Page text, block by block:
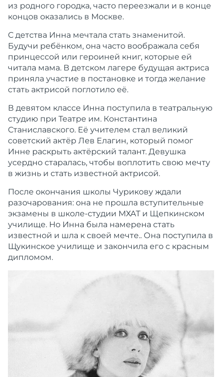
из родного городка, часто переезжали и в конце
концов оказались в Москве.
С детства Инна мечтала стать знаменитой.
Будучи ребёнком, она часто воображала себя
принцессой или героиней книг, которые ей
читала мама. В детском лагере будущая актриса
приняла участие в постановке и тогда желание
стать актрисой поглотило её.
В девятом классе Инна поступила в театральную
студию при Театре им. Константина
Станиславского. Её учителем стал великий
советский актёр Лев Елагин, который помог
Инне раскрыть актёрский талант. Девушка
усердно старалась, чтобы воплотить свою мечту
в жизнь и стать известной актрисой.
После окончания школы Чурикову ждали
разочарования: она не прошла вступительные
экзамены в школе-студии МХАТ и Щепкинском
училище. Но Инна была намерена стать
известной и шла к своей мечте.. Она поступила в
Щукинское училище и закончила его с красным
дипломом.